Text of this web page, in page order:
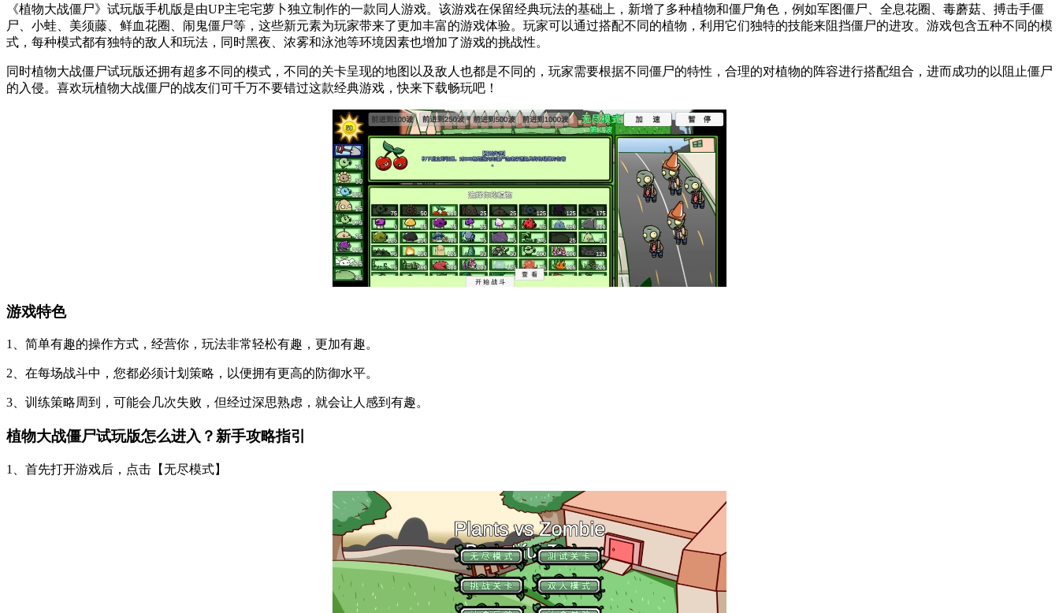
《植物大战僵尸》试玩版手机版是由UP主宅宅萝卜独立制作的一款同人游戏。该游戏在保留经典玩法的基础上，新增了多种植物和僵尸角色，例如军图僵尸、全息花圈、毒蘑菇、搏击手僵
尸、小蛙、美须藤、鲜血花圈、闹鬼僵尸等，这些新元素为玩家带来了更加丰富的游戏体验。玩家可以通过搭配不同的植物，利用它们独特的技能来阻挡僵尸的进攻。游戏包含五种不同的模
式，每种模式都有独特的敌人和玩法，同时黑夜、浓雾和泳池等环境因素也增加了游戏的挑战性。
同时植物大战僵尸试玩版还拥有超多不同的模式，不同的关卡呈现的地图以及敌人也都是不同的，玩家需要根据不同僵尸的特性，合理的对植物的阵容进行搭配组合，进而成功的以阻止僵尸
的入侵。喜欢玩植物大战僵尸的战友们可千万不要错过这款经典游戏，快来下载畅玩吧！
游戏特色
1、简单有趣的操作方式，经营你，玩法非常轻松有趣，更加有趣。
2、在每场战斗中，您都必须计划策略，以便拥有更高的防御水平。
3、训练策略周到，可能会几次失败，但经过深思熟虑，就会让人感到有趣。
植物大战僵尸试玩版怎么进入？新手攻略指引
1、首先打开游戏后，点击【无尽模式】